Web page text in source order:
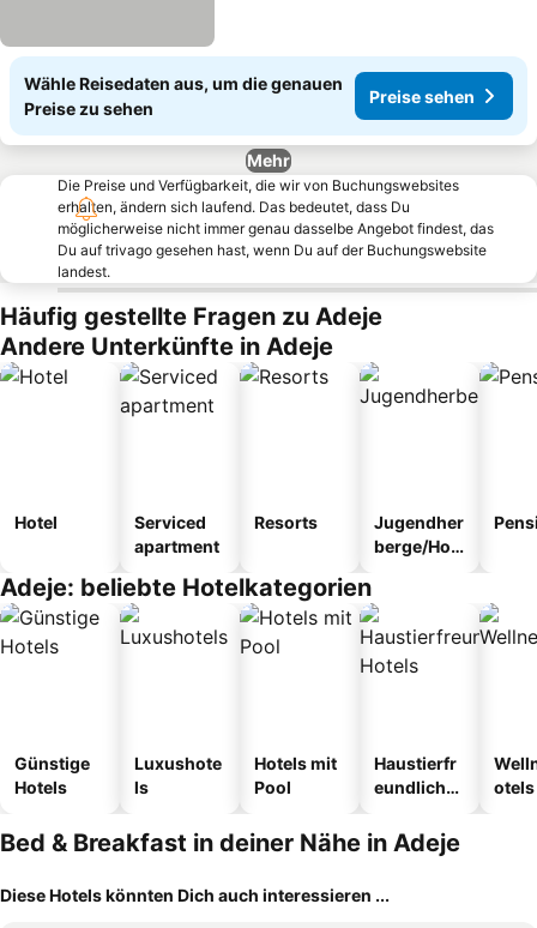
Wähle Reisedaten aus, um die genauen
Preise zu sehen
Preise sehen
Mehr
Die Preise und Verfügbarkeit, die wir von Buchungswebsites
erhalten, ändern sich laufend. Das bedeutet, dass Du
möglicherweise nicht immer genau dasselbe Angebot findest, das
Du auf trivago gesehen hast, wenn Du auf der Buchungswebsite
landest.
Häufig gestellte Fragen zu Adeje
Andere Unterkünfte in Adeje
Hotel
Serviced
apartment
Resorts
Jugendher
berge/Hos
Adeje: beliebte Hotelkategorien
Günstige
Hotels
Luxushote
ls
Hotels mit
Pool
Haustierfr
eundliche
otels
Bed & Breakfast in deiner Nähe in Adeje
Diese Hotels könnten Dich auch interessieren ...